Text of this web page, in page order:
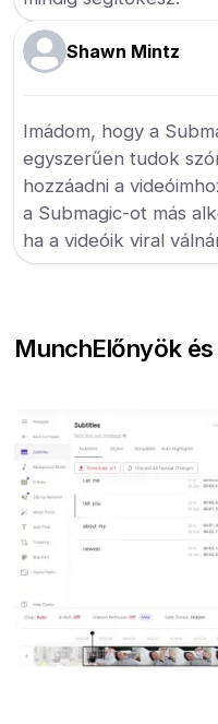
Shawn Mintz
Imádom, hogy a
egyszerűen tudok
hozzáadni a
a Submagic-ot más
ha a videóik viral
MunchElőnyök